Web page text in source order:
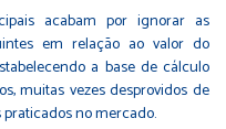
acabam por ignorar as
em relação ao valor do
a base de cálculo
muitas vezes desprovidos de
no mercado.